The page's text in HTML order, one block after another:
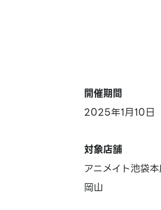
開催期間
2025年1月10日
対象店舗
アニメイト池袋
岡山